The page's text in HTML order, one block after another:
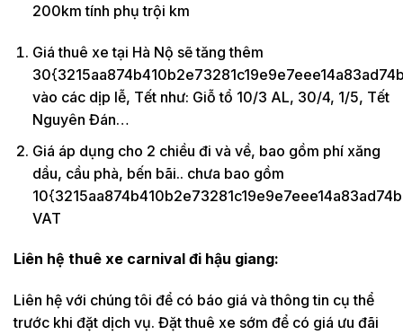
200km tính phụ trội km
Giá thuê xe tại Hà Nộ sẽ tăng thêm
vào các dịp lễ, Tết như: Giỗ tổ 10/3 AL, 30/4, 1/5, Tết
Nguyên Đán…
Giá áp dụng cho 2 chiều đi và về, bao gồm phí xăng
dầu, cầu phà, bến bãi.. chưa bao gồm
VAT
Liên hệ thuê xe carnival đi hậu giang:
Liên hệ với chúng tôi để có báo giá và thông tin cụ thể
trước khi đặt dịch vụ. Đặt thuê xe sớm để có giá ưu đãi